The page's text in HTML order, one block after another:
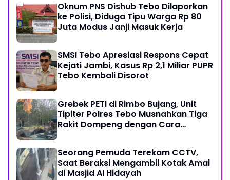
Oknum PNS Dishub Tebo Dilaporkan
ke Polisi, Diduga Tipu Warga Rp 80
Juta Modus Janji Masuk Kerja
SMSI Tebo Apresiasi Respons Cepat
Kejati Jambi, Kasus Rp 2,1 Miliar PUPR
Tebo Kembali Disorot
Grebek PETI di Rimbo Bujang, Unit
Tipiter Polres Tebo Musnahkan Tiga
Rakit Dompeng dengan Cara
Seorang Pemuda Terekam CCTV,
Saat Beraksi Mengambil Kotak Amal
di Masjid Al Hidayah